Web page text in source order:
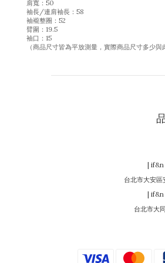
肩寬：50
袖長/連肩袖長：58
袖襱整圈：52
臂圍：19.5
袖口：15
（商品尺寸皆為平放測量，實際商品尺寸多少與
|
台北市大安區
|
台北市大